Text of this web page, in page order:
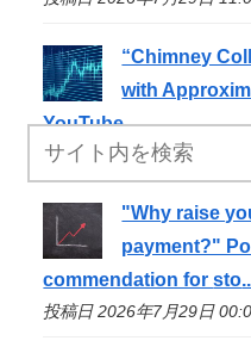
“Chimney
with
YouTube
投稿日 2026年7月29日
"Why raise
payment?"
commendation forsto
投稿日 2026年7月29日